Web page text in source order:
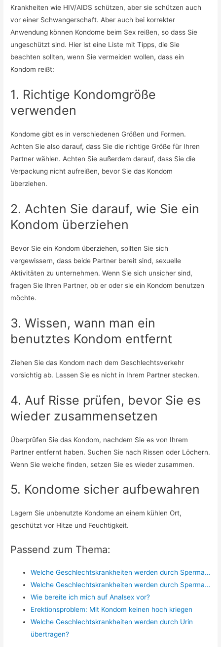
Krankheiten wie HIV/AIDS schützen, aber sie schützen auch
vor einer Schwangerschaft. Aber auch bei korrekter
Anwendung können Kondome beim Sex reißen, so dass Sie
ungeschützt sind. Hier ist eine Liste mit Tipps, die Sie
beachten sollten, wenn Sie vermeiden wollen, dass ein
Kondom reißt:
1. Richtige Kondomgröße
verwenden
Kondome gibt es in verschiedenen Größen und Formen.
Achten Sie also darauf, dass Sie die richtige Größe für Ihren
Partner wählen. Achten Sie außerdem darauf, dass Sie die
Verpackung nicht aufreißen, bevor Sie das Kondom
überziehen.
2. Achten Sie darauf, wie Sie ein
Kondom überziehen
Bevor Sie ein Kondom überziehen, sollten Sie sich
vergewissern, dass beide Partner bereit sind, sexuelle
Aktivitäten zu unternehmen. Wenn Sie sich unsicher sind,
fragen Sie Ihren Partner, ob er oder sie ein Kondom benutzen
möchte.
3. Wissen, wann man ein
benutztes Kondom entfernt
Ziehen Sie das Kondom nach dem Geschlechtsverkehr
vorsichtig ab. Lassen Sie es nicht in Ihrem Partner stecken.
4. Auf Risse prüfen, bevor Sie es
wieder zusammensetzen
Überprüfen Sie das Kondom, nachdem Sie es von Ihrem
Partner entfernt haben. Suchen Sie nach Rissen oder Löchern.
Wenn Sie welche finden, setzen Sie es wieder zusammen.
5. Kondome sicher aufbewahren
Lagern Sie unbenutzte Kondome an einem kühlen Ort,
geschützt vor Hitze und Feuchtigkeit.
Passend zum Thema:
Welche Geschlechtskrankheiten werden durch Sperma…
Welche Geschlechtskrankheiten werden durch Sperma…
Wie bereite ich mich auf Analsex vor?
Erektionsproblem: Mit Kondom keinen hoch kriegen
Welche Geschlechtskrankheiten werden durch Urin
übertragen?